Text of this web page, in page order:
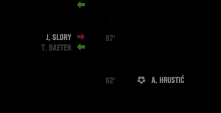
J. SLORY
T. BAETEN
67'
62' A. HRUSTIĆ